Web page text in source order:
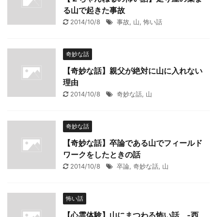
る山で起きた事故
2014/10/8 事故, 山, 怖い話
奇妙な話
【奇妙な話】親父が絶対に山に入れない
理由
2014/10/8 奇妙な話, 山
奇妙な話
【奇妙な話】卒論である山でフィールド
ワークをしたときの話
2014/10/8 卒論, 奇妙な話, 山
怖い話
【心霊体験】山にまつわる怖い話 -西